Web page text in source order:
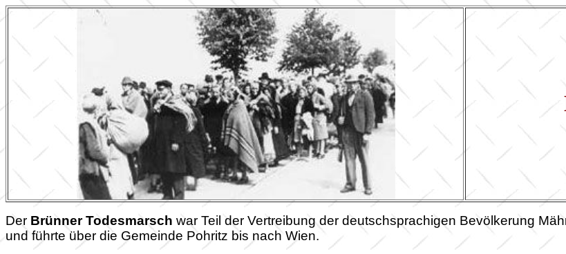
Der Brünner Todesmarsch war Teil der Vertreibung der deutschsprachigen Bevölkerung
und führte über die Gemeinde Pohritz bis nach Wien.